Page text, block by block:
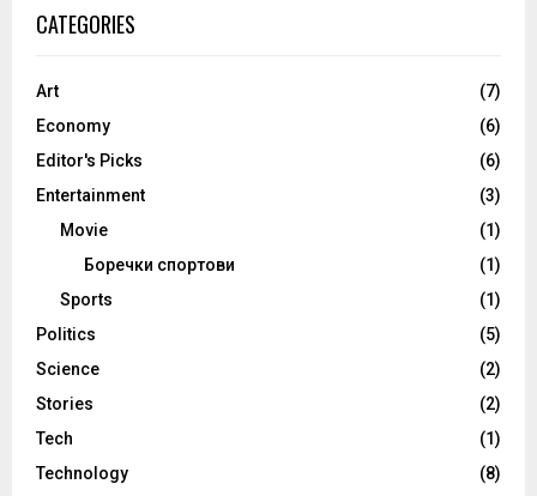
CATEGORIES
Art
(7)
Economy
(6)
Editor's Picks
(6)
Entertainment
(3)
Movie
(1)
Боречки спортови
(1)
Sports
(1)
Politics
(5)
Science
(2)
Stories
(2)
Tech
(1)
Technology
(8)